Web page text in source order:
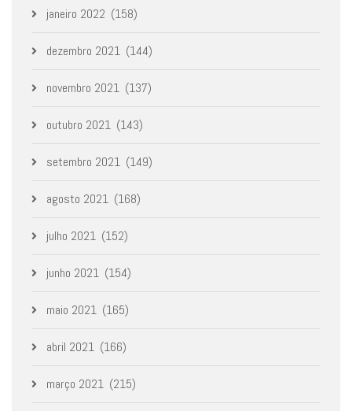
janeiro 2022 (158)
dezembro 2021 (144)
novembro 2021 (137)
outubro 2021 (143)
setembro 2021 (149)
agosto 2021 (168)
julho 2021 (152)
junho 2021 (154)
maio 2021 (165)
abril 2021 (166)
março 2021 (215)